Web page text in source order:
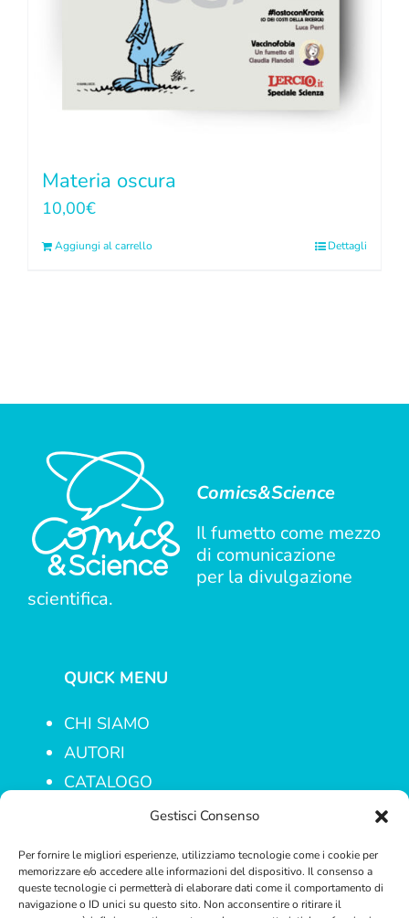
Gestisci Consenso
Per fornire le migliori esperienze, utilizziamo tecnologie come i cookie per
memorizzare e/o accedere alle informazioni del dispositivo. Il consenso a
queste tecnologie ci permetterà di elaborare dati come il comportamento di
navigazione o ID unici su questo sito. Non acconsentire o ritirare il
Materia oscura
10,00€
Aggiungi al carrello Dettagli
Comics&Science
Il fumetto come mezzo
di comunicazione
per la divulgazione
scientifica.
QUICK MENU
CHI SIAMO
AUTORI
CATALOGO